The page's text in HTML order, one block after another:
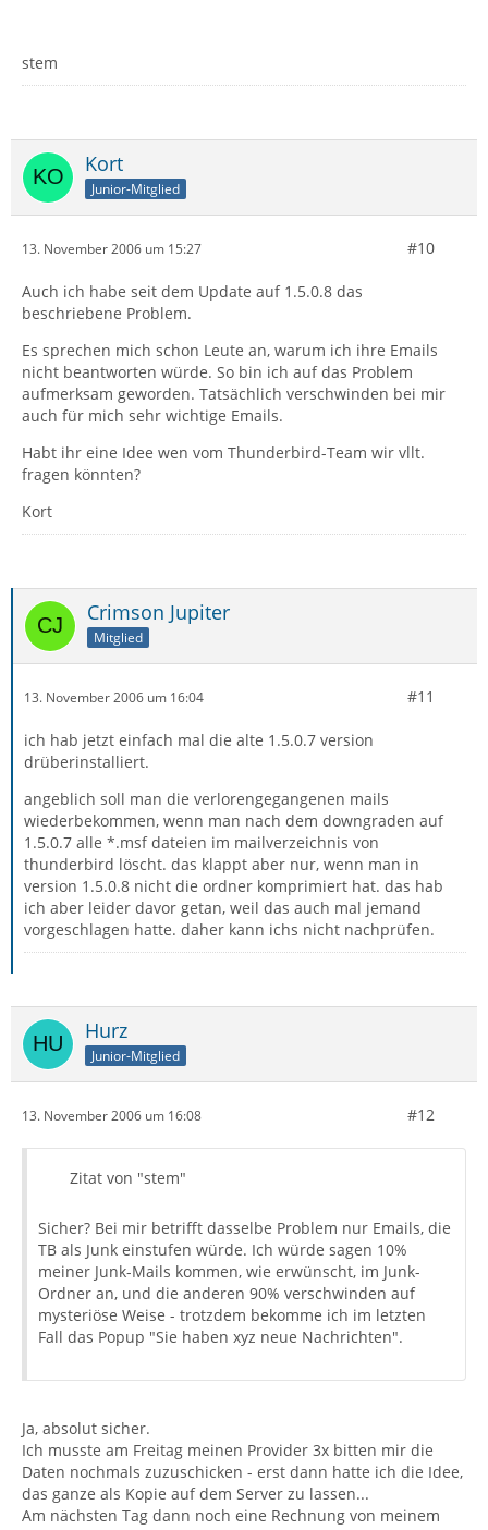
stem
Kort
Junior-Mitglied
13. November 2006 um 15:27 #10
Auch ich habe seit dem Update auf 1.5.0.8 das
beschriebene Problem.
Es sprechen mich schon Leute an, warum ich ihre Emails
nicht beantworten würde. So bin ich auf das Problem
aufmerksam geworden. Tatsächlich verschwinden bei mir
auch für mich sehr wichtige Emails.
Habt ihr eine Idee wen vom Thunderbird-Team wir vllt.
fragen könnten?
Kort
Crimson Jupiter
Mitglied
13. November 2006 um 16:04 #11
ich hab jetzt einfach mal die alte 1.5.0.7 version
drüberinstalliert.
angeblich soll man die verlorengegangenen mails
wiederbekommen, wenn man nach dem downgraden auf
1.5.0.7 alle *.msf dateien im mailverzeichnis von
thunderbird löscht. das klappt aber nur, wenn man in
version 1.5.0.8 nicht die ordner komprimiert hat. das hab
ich aber leider davor getan, weil das auch mal jemand
vorgeschlagen hatte. daher kann ichs nicht nachprüfen.
Hurz
Junior-Mitglied
13. November 2006 um 16:08 #12
Zitat von "stem"
Sicher? Bei mir betrifft dasselbe Problem nur Emails, die
TB als Junk einstufen würde. Ich würde sagen 10%
meiner Junk-Mails kommen, wie erwünscht, im Junk-
Ordner an, und die anderen 90% verschwinden auf
mysteriöse Weise - trotzdem bekomme ich im letzten
Fall das Popup "Sie haben xyz neue Nachrichten".
Ja, absolut sicher.
Ich musste am Freitag meinen Provider 3x bitten mir die
Daten nochmals zuzuschicken - erst dann hatte ich die Idee,
das ganze als Kopie auf dem Server zu lassen...
Am nächsten Tag dann noch eine Rechnung von meinem